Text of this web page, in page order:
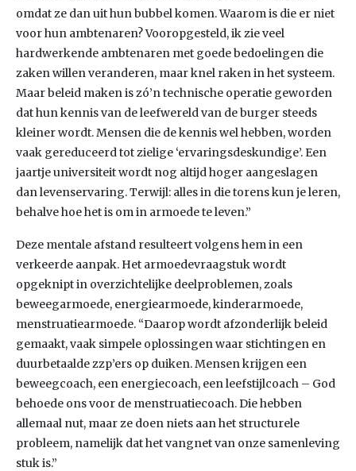
omdat ze dan uit hun bubbel komen. Waarom is die er niet
voor hun ambtenaren? Vooropgesteld, ik zie veel
hardwerkende ambtenaren met goede bedoelingen die
zaken willen veranderen, maar knel raken in het systeem.
Maar beleid maken is zó’n technische operatie geworden
dat hun kennis van de leefwereld van de burger steeds
kleiner wordt. Mensen die de kennis wel hebben, worden
vaak gereduceerd tot zielige ‘ervaringsdeskundige’. Een
jaartje universiteit wordt nog altijd hoger aangeslagen
dan levenservaring. Terwijl: alles in die torens kun je leren,
behalve hoe het is om in armoede te leven.”
Deze mentale afstand resulteert volgens hem in een
verkeerde aanpak. Het armoedevraagstuk wordt
opgeknipt in overzichtelijke deelproblemen, zoals
beweegarmoede, energiearmoede, kinderarmoede,
menstruatiearmoede. “Daarop wordt afzonderlijk beleid
gemaakt, vaak simpele oplossingen waar stichtingen en
duurbetaalde zzp’ers op duiken. Mensen krijgen een
beweegcoach, een energiecoach, een leefstijlcoach – God
behoede ons voor de menstruatiecoach. Die hebben
allemaal nut, maar ze doen niets aan het structurele
probleem, namelijk dat het vangnet van onze samenleving
stuk is.”